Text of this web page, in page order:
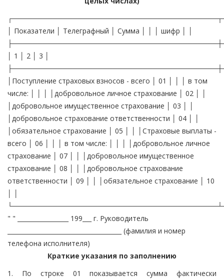
│ Показатели │ Телеграфный │ Сумма │ │ │ шифр │ │
│ 1 │ 2 │ 3 │
│Поступление страховых взносов - всего │ 01 │ │ │ в том
числе: │ │ │ │добровольное личное страхование │ 02 │ │
│добровольное имущественное страхование │ 03 │ │
│добровольное страхование ответственности │ 04 │ │
│обязательное страхование │ 05 │ │ │Страховые выплаты -
всего │ 06 │ │ │ в том числе: │ │ │ │добровольное личное
страхование │ 07 │ │ │добровольное имущественное
страхование │ 08 │ │ │добровольное страхование
ответственности │ 09 │ │ │обязательное страхование │ 10
" " _________________ 199___ г. Руководитель
______________________________________ (фамилия и номер
телефона исполнителя)
Краткие указания по заполнению
1. По строке 01 показывается сумма фактически